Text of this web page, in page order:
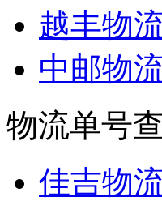
越丰物
中邮物
物流单号
佳吉物